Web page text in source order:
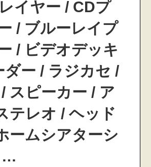
イヤー / CDプ
/ ブルーレイプ
/ ビデオデッキ
ダー / ラジカセ /
スピーカー / ア
テレオ / ヘッド
ームシアターシ
…